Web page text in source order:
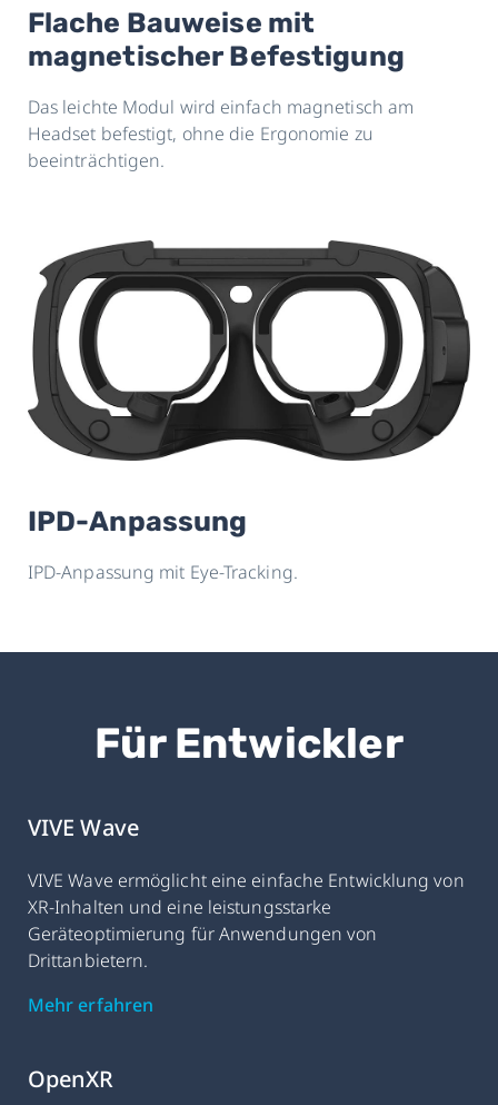
Flache Bauweise mit
magnetischer Befestigung
Das leichte Modul wird einfach magnetisch am
Headset befestigt, ohne die Ergonomie zu
beeinträchtigen.
IPD-Anpassung
IPD-Anpassung mit Eye-Tracking.
Für Entwickler
VIVE Wave
VIVE Wave ermöglicht eine einfache Entwicklung von
XR-Inhalten und eine leistungsstarke
Geräteoptimierung für Anwendungen von
Drittanbietern.
Mehr erfahren
OpenXR